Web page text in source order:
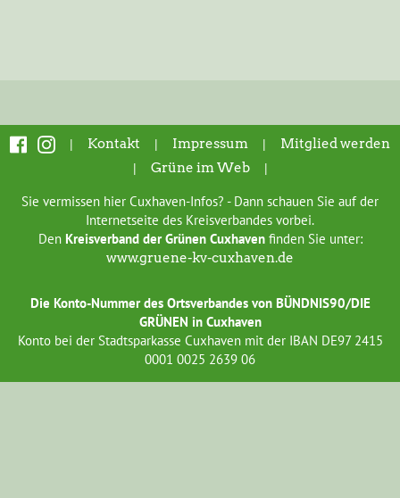
| Kontakt | Impressum| Mitglied werden
| Grüne im Web|
Sie vermissen hier Cuxhaven-Infos? - Dann schauen Sie auf der
Internetseite des Kreisverbandes vorbei.
Den Kreisverband der Grünen Cuxhavenfinden Sie unter:
www.gruene-kv-cuxhaven.de
Die Konto-Nummer des Ortsverbandes von BÜNDNIS90/DIE
GRÜNEN in Cuxhaven
Konto bei der Stadtsparkasse Cuxhaven mit der IBAN DE97 2415
0001 0025 2639 06